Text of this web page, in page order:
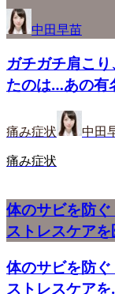
中田早苗
ガチガチ肩こ
たのは…あの有
痛み症状 中田
痛み症状
体のサビを防
ストレスケア
体のサビを防
ストレスケアを